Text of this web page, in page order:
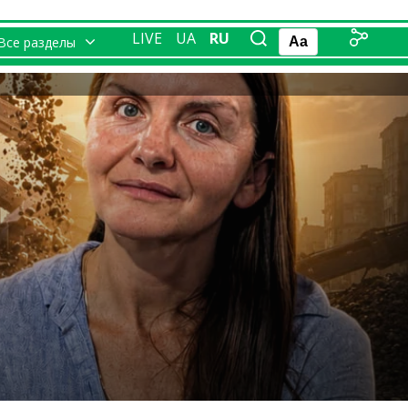
разделы LIVE UA RU Aa